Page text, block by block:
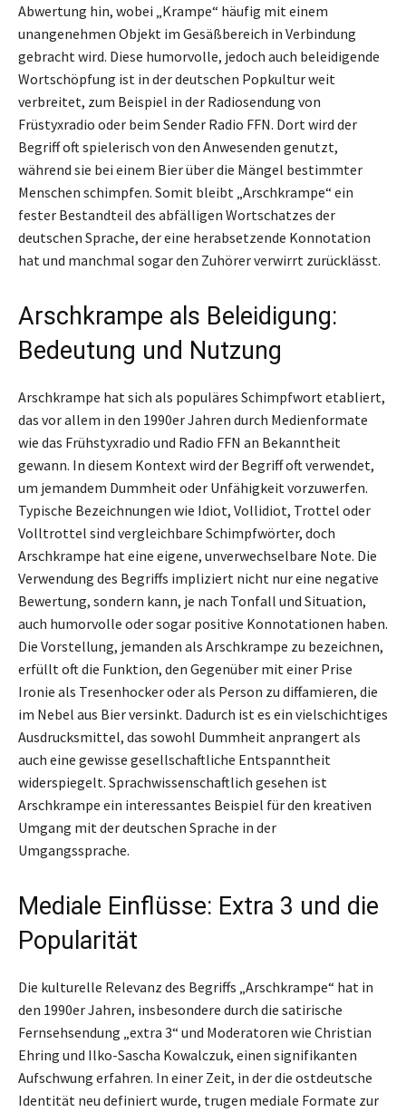
Abwertung hin, wobei „Krampe“ häufig mit einem
unangenehmen Objekt im Gesäßbereich in Verbindung
gebracht wird. Diese humorvolle, jedoch auch beleidigende
Wortschöpfung ist in der deutschen Popkultur weit
verbreitet, zum Beispiel in der Radiosendung von
Früstyxradio oder beim Sender Radio FFN. Dort wird der
Begriff oft spielerisch von den Anwesenden genutzt,
während sie bei einem Bier über die Mängel bestimmter
Menschen schimpfen. Somit bleibt „Arschkrampe“ ein
fester Bestandteil des abfälligen Wortschatzes der
deutschen Sprache, der eine herabsetzende Konnotation
hat und manchmal sogar den Zuhörer verwirrt zurücklässt.
Arschkrampe als Beleidigung:
Bedeutung und Nutzung
Arschkrampe hat sich als populäres Schimpfwort etabliert,
das vor allem in den 1990er Jahren durch Medienformate
wie das Frühstyxradio und Radio FFN an Bekanntheit
gewann. In diesem Kontext wird der Begriff oft verwendet,
um jemandem Dummheit oder Unfähigkeit vorzuwerfen.
Typische Bezeichnungen wie Idiot, Vollidiot, Trottel oder
Volltrottel sind vergleichbare Schimpfwörter, doch
Arschkrampe hat eine eigene, unverwechselbare Note. Die
Verwendung des Begriffs impliziert nicht nur eine negative
Bewertung, sondern kann, je nach Tonfall und Situation,
auch humorvolle oder sogar positive Konnotationen haben.
Die Vorstellung, jemanden als Arschkrampe zu bezeichnen,
erfüllt oft die Funktion, den Gegenüber mit einer Prise
Ironie als Tresenhocker oder als Person zu diffamieren, die
im Nebel aus Bier versinkt. Dadurch ist es ein vielschichtiges
Ausdrucksmittel, das sowohl Dummheit anprangert als
auch eine gewisse gesellschaftliche Entspanntheit
widerspiegelt. Sprachwissenschaftlich gesehen ist
Arschkrampe ein interessantes Beispiel für den kreativen
Umgang mit der deutschen Sprache in der
Umgangssprache.
Mediale Einflüsse: Extra 3 und die
Popularität
Die kulturelle Relevanz des Begriffs „Arschkrampe“ hat in
den 1990er Jahren, insbesondere durch die satirische
Fernsehsendung „extra 3“ und Moderatoren wie Christian
Ehring und Ilko-Sascha Kowalczuk, einen signifikanten
Aufschwung erfahren. In einer Zeit, in der die ostdeutsche
Identität neu definiert wurde, trugen mediale Formate zur